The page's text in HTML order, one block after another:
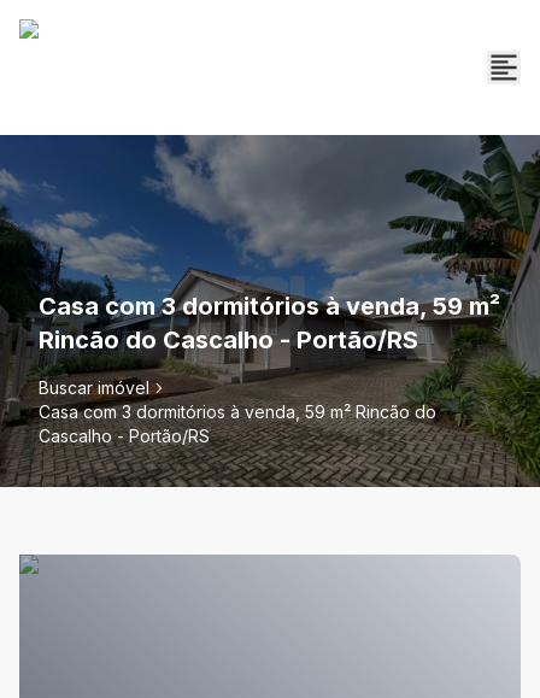
Casa com 3 dormitórios à venda, 59 m²
Rincão do Cascalho - Portão/RS
Buscar imóvel
Casa com 3 dormitórios à venda, 59 m² Rincão do
Cascalho - Portão/RS